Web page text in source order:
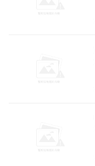
人工智能等一体化
指出,未来山东将按
换推动绿色低碳高
互联网大数据中心
如今,超算已成为